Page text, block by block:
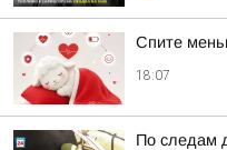
Спите
18:07
По следам